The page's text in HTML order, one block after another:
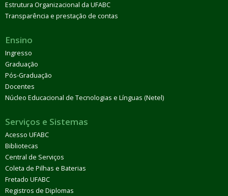
Estrutura Organizacional da UFABC
Transparência e prestação de contas
Ensino
Ingresso
Graduação
Pós-Graduação
Docentes
Núcleo Educacional de Tecnologias e Línguas (Netel)
Serviços e Sistemas
Acesso UFABC
Bibliotecas
Central de Serviços
Coleta de Pilhas e Baterias
Fretado UFABC
Registros de Diplomas